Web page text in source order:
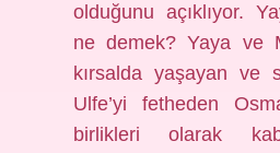
olduğunu açıklıyor.
ne demek? Yaya ve
kırsalda yaşayan ve
Ulfe’yi fetheden
birlikleri olarak